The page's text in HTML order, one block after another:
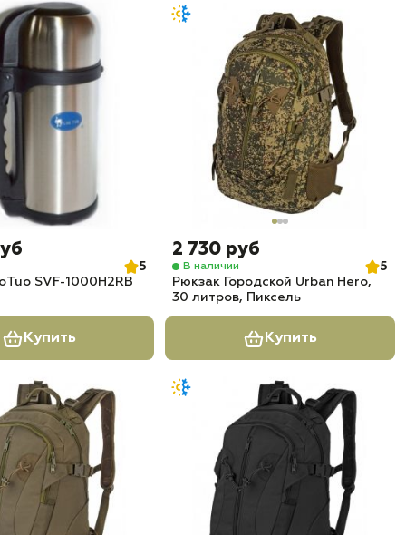
5
SVF-1000H2RB
Купить
2 730 руб
В наличии
5
Рюкзак Городской Urban Hero,
30 литров, Пиксель
Купить